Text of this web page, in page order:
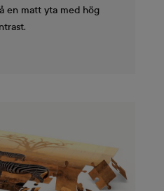
en matt yta med hög